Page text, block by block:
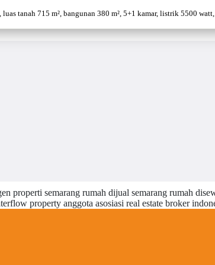
tanah 715 m², bangunan 380 m², 5+1 kamar, listrik 5500